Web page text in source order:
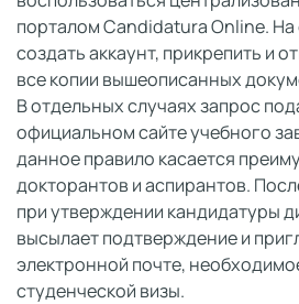
порталом Candidatura Online. На
создать аккаунт, прикрепить и
все копии вышеописанных
В отдельных случаях запрос
официальном сайте учебного
данное правило касается
докторантов и аспирантов.
при утверждении кандидатуры
высылает подтверждение и
электронной почте,
студенческой визы.